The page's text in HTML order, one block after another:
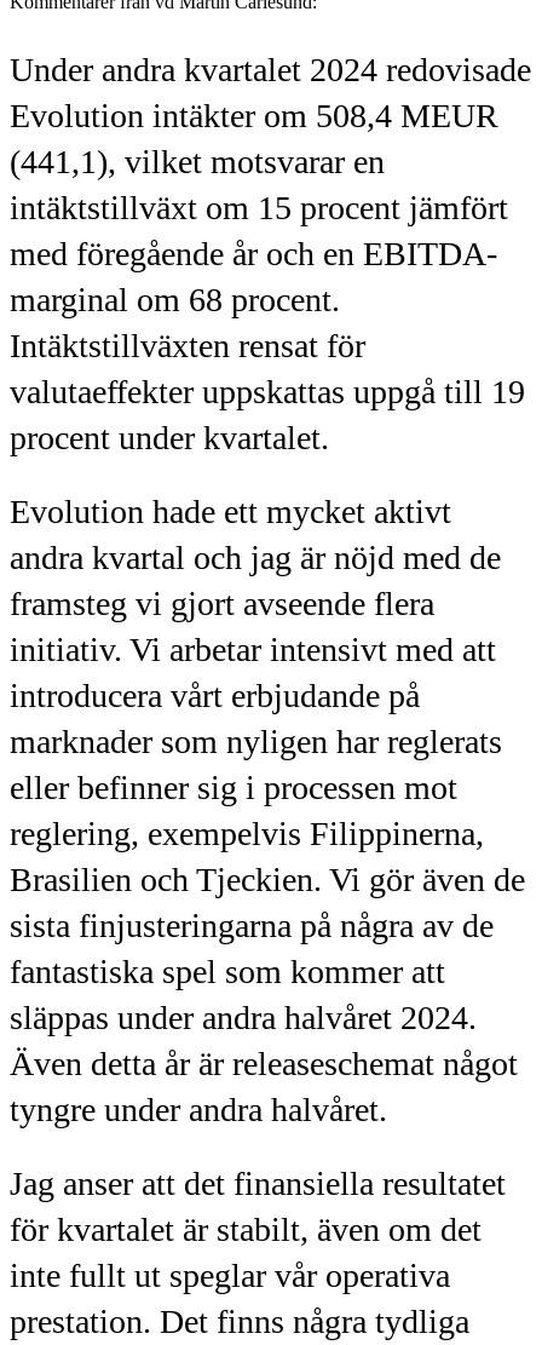
Under andra kvartalet 2024 redovisade
Evolution intäkter om 508,4 MEUR
(441,1), vilket motsvarar en
intäktstillväxt om 15 procent jämfört
med föregående år och en EBITDA-
marginal om 68 procent.
Intäktstillväxten rensat för
valutaeffekter uppskattas uppgå till 19
procent under kvartalet.
Evolution hade ett mycket aktivt
andra kvartal och jag är nöjd med de
framsteg vi gjort avseende flera
initiativ. Vi arbetar intensivt med att
introducera vårt erbjudande på
marknader som nyligen har reglerats
eller befinner sig i processen mot
reglering, exempelvis Filippinerna,
Brasilien och Tjeckien. Vi gör även de
sista finjusteringarna på några av de
fantastiska spel som kommer att
släppas under andra halvåret 2024.
Även detta år är releaseschemat något
tyngre under andra halvåret.
Jag anser att det finansiella resultatet
för kvartalet är stabilt, även om det
inte fullt ut speglar vår operativa
prestation. Det finns några tydliga